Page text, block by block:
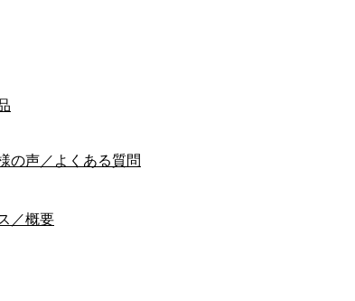
の声／よくある質問
／概要